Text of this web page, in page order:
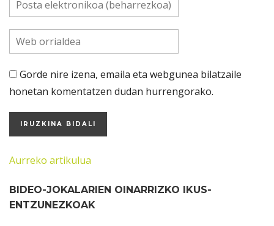
Gorde nire izena, emaila eta webgunea bilatzaile
honetan komentatzen dudan hurrengorako.
Aurreko artikulua
BIDEO-JOKALARIEN OINARRIZKO IKUS-
ENTZUNEZKOAK